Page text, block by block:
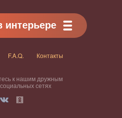
интерьере
F.A.Q. Контакты
к нашим дружным
сетях